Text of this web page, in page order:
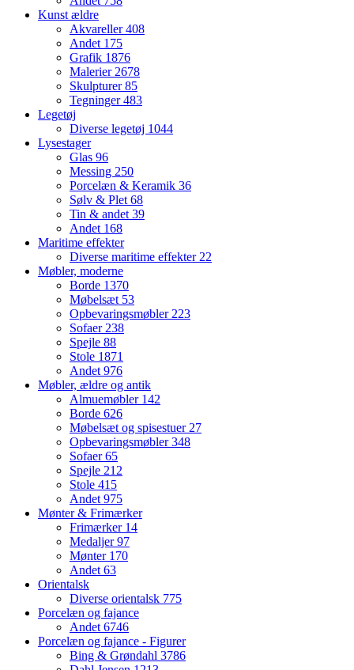
Kunst ældre
Akvareller408
Andet 175
Grafik 1876
Malerier 2678
Skulpturer85
Tegninger483
Legetøj
Diverse legetøj 1044
Lysestager
Glas 96
Messing 250
Porcelæn & Keramik 36
Sølv & Plet 68
Tin & andet 39
Andet 168
Maritime effekter
Diverse maritime effekter 22
Møbler, moderne
Borde 1370
Møbelsæt 53
Opbevaringsmøbler 223
Sofaer 238
Spejle 88
Stole 1871
Andet 976
Møbler, ældre og antik
Almuemøbler 142
Borde 626
Møbelsæt og spisestuer 27
Opbevaringsmøbler348
Sofaer65
Spejle 212
Stole 415
Andet 975
Mønter & Frimærker
Frimærker 14
Medaljer97
Mønter 170
Andet 63
Orientalsk
Diverse orientalsk 775
Porcelæn og fajance
Andet 6746
Porcelæn og fajance - Figurer
Bing & Grøndahl 3786